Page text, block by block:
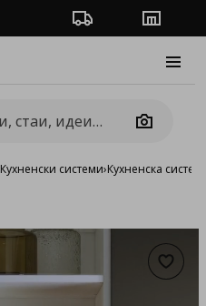
Проследяване на
Camera
Кухненски системи›Кухненска